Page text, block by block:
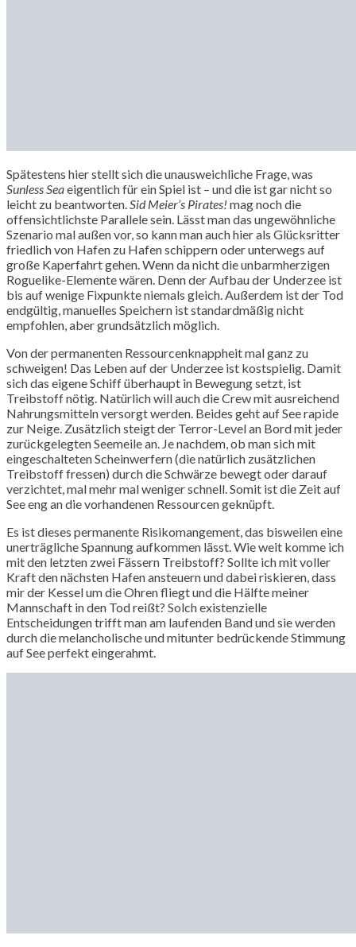
Spätestens hier stellt sich die unausweichliche Frage, was
Sunless Seaeigentlich für ein Spiel ist – und die ist gar nicht so
leicht zu beantworten. Sid Meier’s Pirates! mag noch die
offensichtlichste Parallele sein. Lässt man das ungewöhnliche
Szenario mal außen vor, so kann man auch hier als Glücksritter
friedlich von Hafen zu Hafen schippern oder unterwegs auf
große Kaperfahrt gehen. Wenn da nicht die unbarmherzigen
Roguelike-Elemente wären. Denn der Aufbau der Underzee ist
bis auf wenige Fixpunkte niemals gleich. Außerdem ist der Tod
endgültig, manuelles Speichern ist standardmäßig nicht
empfohlen, aber grundsätzlich möglich.
Von der permanenten Ressourcenknappheit mal ganz zu
schweigen! Das Leben auf der Underzee ist kostspielig. Damit
sich das eigene Schiff überhaupt in Bewegung setzt, ist
Treibstoff nötig. Natürlich will auch die Crew mit ausreichend
Nahrungsmitteln versorgt werden. Beides geht auf See rapide
zur Neige. Zusätzlich steigt der Terror-Level an Bord mit jeder
zurückgelegten Seemeile an. Je nachdem, ob man sich mit
eingeschalteten Scheinwerfern (die natürlich zusätzlichen
Treibstoff fressen) durch die Schwärze bewegt oder darauf
verzichtet, mal mehr mal weniger schnell. Somit ist die Zeit auf
See eng an die vorhandenen Ressourcen geknüpft.
Es ist dieses permanente Risikomangement, das bisweilen eine
unerträgliche Spannung aufkommen lässt. Wie weit komme ich
mit den letzten zwei Fässern Treibstoff? Sollte ich mit voller
Kraft den nächsten Hafen ansteuern und dabei riskieren, dass
mir der Kessel um die Ohren fliegt und die Hälfte meiner
Mannschaft in den Tod reißt? Solch existenzielle
Entscheidungen trifft man am laufenden Band und sie werden
durch die melancholische und mitunter bedrückende Stimmung
auf See perfekt eingerahmt.